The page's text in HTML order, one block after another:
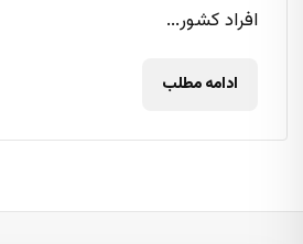
افراد کشور...
ادامه مطلب